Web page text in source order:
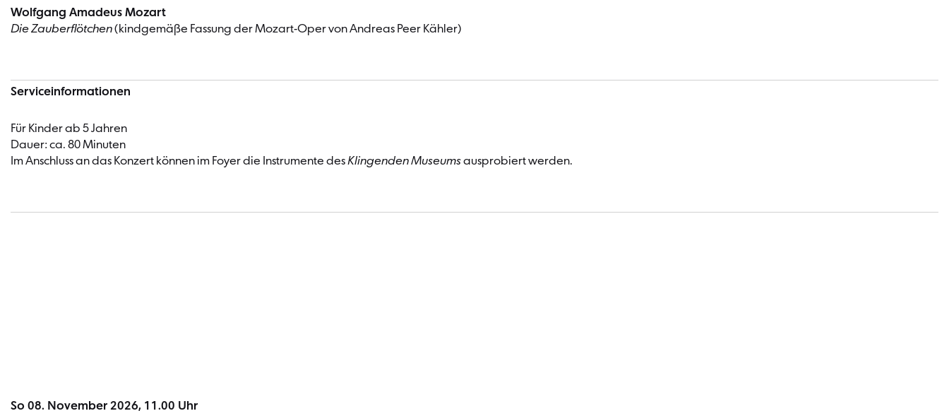
Wolfgang Amadeus Mozart
Die Zauberflötchen(kindgemäße Fassung der Mozart-Oper von Andreas Peer Kähler)
Serviceinformationen
Für Kinder ab 5 Jahren
Dauer: ca. 80 Minuten
Im Anschluss an das Konzert können im Foyer die Instrumente desKlingenden Museumsausprobiert werden.
So 08. November 2026, 11.00 Uhr